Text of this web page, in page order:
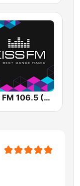
Kiss FM 106.5 (Кисc ФМ)